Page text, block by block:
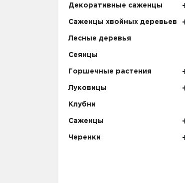
Декоративные саженцы
Саженцы хвойных деревьев
Лесные деревья
Сеянцы
Горшечные растения
Луковицы
Клубни
Саженцы
Черенки